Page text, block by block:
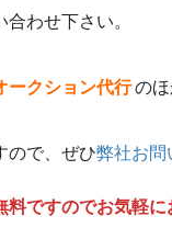
わせ下さい。
ークション代行のほ
ので、ぜひ弊社お問
ですのでお気軽に